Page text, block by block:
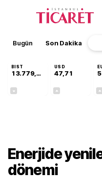
Bugün Son Dakika
BIST
13.779,39
USD
47,71
Enerjide
dönemi